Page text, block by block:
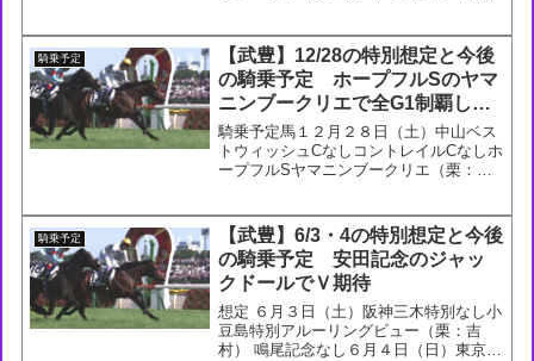
聞杯マジックサンズ（栗・須貝）今後の
騎乗予定今後の騎乗予定...
騎乗予定
【武豊】12/28の特別想定と今後
の騎乗予定 ホープフルSのヤマ
ニンブークリエで全G1制覇して
ほしい
騎乗予定馬１２月２８日（土）中山ベス
トウィッシュCなしコントレイルCなしホ
ープフルSヤマニンブークリエ（栗：松
ヤマニンブークリエ（ホープフルＳ）１
月 ５日（日）中京トッ...
騎乗予定
【武豊】6/3・4の特別想定と今後
の騎乗予定 安田記念のジャッ
クドールでＶ期待
想定 ６月３日（土）阪神三木特別なし小
豆島特別アルーリングビュー（栗：吉
村） 鳴尾記念なし６月４日（日）東京香